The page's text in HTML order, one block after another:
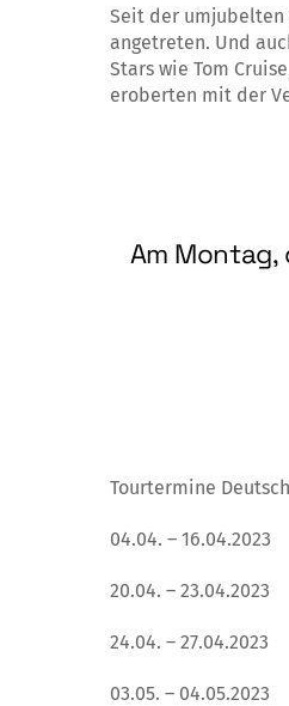
Seit der umjubelten
angetreten. Und
Stars wie Tom
eroberten mit der
Am Montag,
Tourtermine
04.04. –
20.04. –
24.04. –
03.05. –